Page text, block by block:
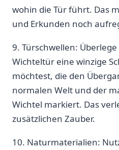
wohin ‌die ⁢Tür führt. Das
‍und Erkunden⁣ noch
9.‌ Türschwellen:⁣
Wichteltür⁣ eine ⁤winzige
möchtest, die ‌den‍
normalen Welt und ⁣der
Wichtel markiert. Das‍
zusätzlichen⁤ Zauber.
10. Naturmaterialien: